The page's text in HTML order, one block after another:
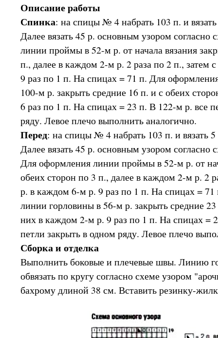
Описание работы
Спинка: на спицы № 4 набрать 103 п. и
Далее вязать 45 р. основным узором
линии проймы в 52-м р. от начала вязания
п., далее в каждом 2-м р. 2 раза по 2 п., затем
9 раз по 1 п. На спицах = 71 п. Для
100-м р. закрыть средние 16 п. и с обеих
6 раз по 1 п. На спицах = 23 п. В 122-м р. все
ряду. Левое плечо выполнить аналогично.
Перед: на спицы № 4 набрать 103 п. и вязать 5
Далее вязать 45 р. основным узором согласно
Для оформления линии проймы в 52-м р. от
обеих сторон по 3 п., далее в каждом 2-м р. 2
р. в каждом 6-м р. 9 раз по 1 п. На спицах =
линии горловины в 56-м р. закрыть средние
них в каждом 2-м р. 9 раз по 1 п. На спицах =
петли закрыть в одном ряду. Левое плечо
Сборка и отделка
Выполнить боковые и плечевые швы. Линию
обвязать по кругу согласно схеме узором
бахрому длиной 38 см. Вставить резинку-